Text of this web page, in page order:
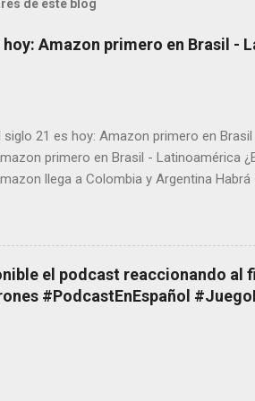
de este blog
hoy: Amazon primero en Brasil -
siglo 21 es hoy: Amazon primero en
primero en Brasil - Latinoamérica
llega a Colombia y Argentina
copyright en Instagram Música y vídeo
saca a Kevin Spacey de su película
el smartphone en sus misas La serie de la
de bicicletas de alquiler Stop Motion en
tumbado. Amazon Music: Chingo yo,
el podcast reaccionando al
#PodcastEnEspañol